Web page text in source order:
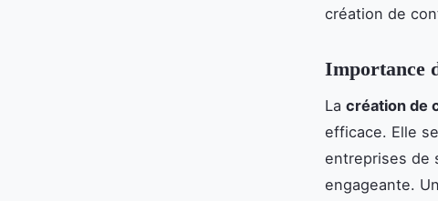
création de
Importance
La création de
efficace. Elle
entreprises de
engageante.